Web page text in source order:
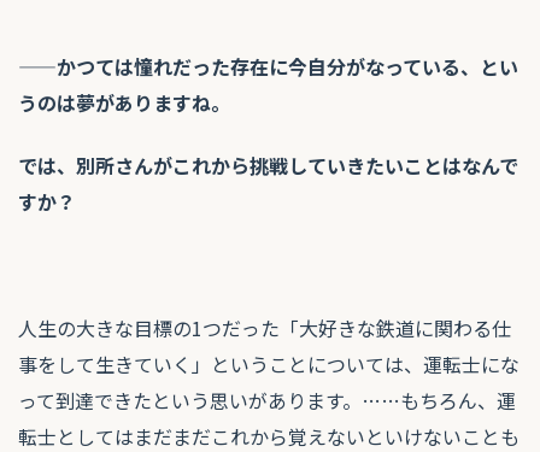
——かつては憧れだった存在に今自分がなっている、とい
うのは夢がありますね。
では、別所さんがこれから挑戦していきたいことはなんで
すか？
人生の大きな目標の1つだった「大好きな鉄道に関わる仕
事をして生きていく」ということについては、運転士にな
って到達できたという思いがあります。……もちろん、運
転士としてはまだまだこれから覚えないといけないことも